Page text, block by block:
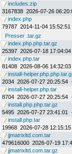
includes.zip
3167838 2026-07-26
index.php
79787 2014-11-04 15:52:51
Presser .tar.gz
index.php.php.tar.gz
25397 2026-07-18 17:04:04
index.php.tar
81408 2026-08-06 14:32:03
install-
2034 2026-07-27 20:25:54
install-helper.php.tar
8704 2026-07-27 20:25:54
install.php.php.tar.gz
5495 2026-07-27 23:41:01
install.php.tar
19968 2026-07-28 12:15:15
jjmatrixltd.com.tar
479616000 2026-07-19
jjmatrixltd.com.tar.gz